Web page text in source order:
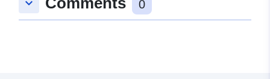
uregelmæssige individer. Dette lag repræsenterer
tilstanden af viden på tidspunktet for dens realisering,
keyboard_arrow_down 0